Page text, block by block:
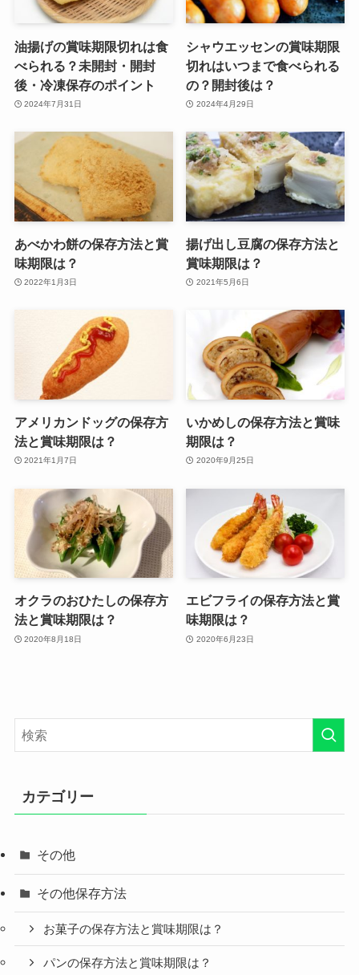
油揚げの賞味期限切れは食
べられる？未開封・開封
後・冷凍保存のポイント
2024年7月31日
シャウエッセンの賞味期限
切れはいつまで食べられる
の？開封後は？
2024年4月29日
あべかわ餅の保存方法と賞
味期限は？
2022年1月3日
揚げ出し豆腐の保存方法と
賞味期限は？
2021年5月6日
アメリカンドッグの保存方
法と賞味期限は？
2021年1月7日
いかめしの保存方法と賞味
期限は？
2020年9月25日
オクラのおひたしの保存方
法と賞味期限は？
2020年8月18日
エビフライの保存方法と賞
味期限は？
2020年6月23日
カテゴリー
その他
その他保存方法
お菓子の保存方法と賞味期限は？
パンの保存方法と賞味期限は？